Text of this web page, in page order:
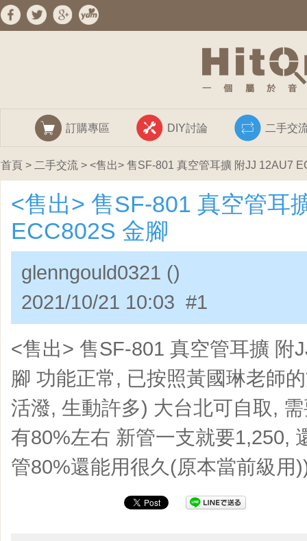
訂購專區 DIY討論 二手交
首頁 > 二手交流 > <售出> 售SF-801 真空管耳擴 附JJ 12AU7
<售出> 售SF-801 真空管耳
ECC802S 金腳
glenngould0321 ()
2021/10/21 10:03 #1
<售出> 售SF-801 真空管耳擴 附
腳 功能正常, 已按照黃國琳老師
活潑, 生動許多) 大台北可自取,
有80%左右 新管一支就要1,250,
管80%還能用很久(原本當前級用